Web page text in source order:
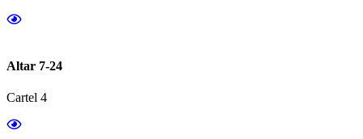
Altar 7-24
Cartel 4